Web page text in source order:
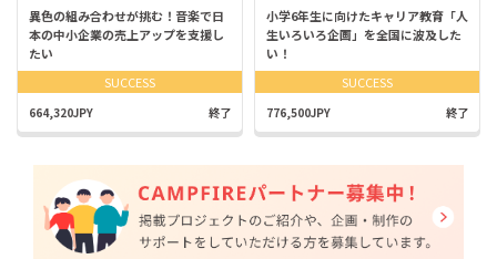
異色の組み合わせが挑む！音楽で日
本の中小企業の売上アップを支援し
たい
SUCCESS
664,320JPY 終了
小学6年生に向けたキャリア教育「人
生いろいろ企画」を全国に波及した
い！
SUCCESS
776,500JPY 終了